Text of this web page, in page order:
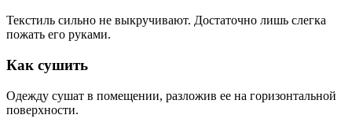
Текстиль сильно не выкручивают. Достаточно лишь слегка
пожать его руками.
Как сушить
Одежду сушат в помещении, разложив ее на горизонтальной
поверхности.